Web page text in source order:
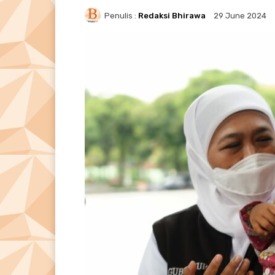
Penulis : Redaksi Bhirawa 29 June 2024